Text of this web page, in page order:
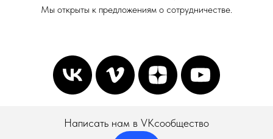
Мы открыты к предложениям о сотрудничестве.
Написать нам в VKсообщество